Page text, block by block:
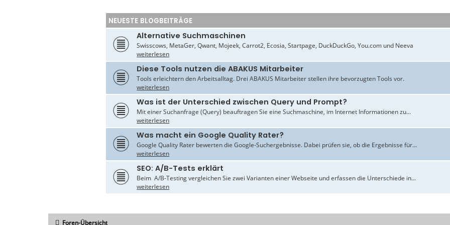
NEUESTE BLOGBEITRÄGE
Alternative Suchmaschinen
Swisscows, MetaGer, Qwant, Mojeek, Carrot2, Ecosia, Startpage, DuckDuckGo, You.com und Neeva
weiterlesen
Diese Tools nutzen die ABAKUS Mitarbeiter
Tools erleichtern den Arbeitsalltag. Drei ABAKUS Mitarbeiter stellen ihre bevorzugten Tools vor.
weiterlesen
Was ist der Unterschied zwischen Query und Prompt?
Mit einer Suchanfrage (Query) beauftragen Sie eine Suchmaschine, im Internet Informationen zu...
weiterlesen
Was macht ein Google Quality Rater?
Google Quality Rater bewerten die Google-Suchergebnisse. Dabei prüfen sie, ob die Ergebnisse für...
weiterlesen
SEO: A/B-Tests erklärt
Beim A/B-Testing vergleichen Sie zwei Varianten einer Webseite und erfassen die Unterschiede in...
weiterlesen
Foren-Übersicht